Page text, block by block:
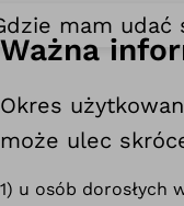
mam udać
Ważna
Okres
może ulec
1) u osób dorosłych